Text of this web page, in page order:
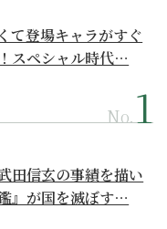
て登場キャラがすぐ
スペシャル時代…
No.
田信玄の事績を描い
』が国を滅ぼす…